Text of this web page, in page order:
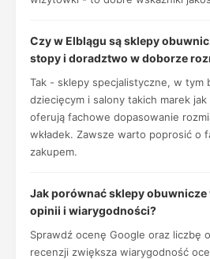
Czy w Elblągu są sklepy
stopy i doradztwo w doborze
Tak - sklepy specjalistyczne, w tym
dziecięcym i salony takich marek jak
oferują fachowe dopasowanie
wkładek. Zawsze warto poprosić o
zakupem.
Jak porównać sklepy obuwnicze
opinii i wiarygodności?
Sprawdź ocenę Google oraz liczbę
recenzji zwiększa wiarygodność